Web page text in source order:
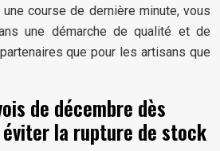
une course de dernière minute, vous
une démarche de qualité et de
que pour les artisans que
de décembre dès
la rupture de stock